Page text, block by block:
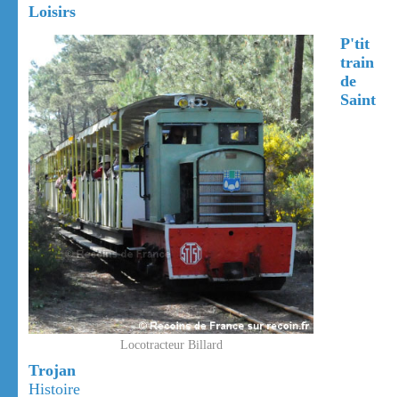
Loisirs
Locotracteur Billard
P'tit
train
de
Saint
Trojan
Histoire